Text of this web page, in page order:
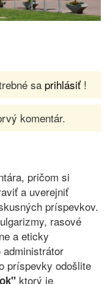
sa prihlásiť!
komentár.
pričom si
a uverejniť
príspevkov.
rasové
a eticky
príspevky odošlite
ktorý je